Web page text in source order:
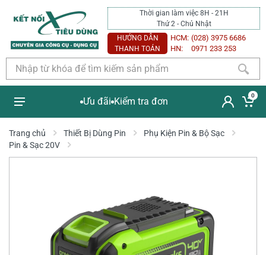
Thời gian làm việc 8H - 21H
Thứ 2 - Chủ Nhật
HƯỚNG DẪN
THANH TOÁN
HCM: (028) 3975 6686
HN:
0971 233 253
Ưu đãi Kiểm tra đơn
0
Trang chủ Thiết Bị Dùng Pin
Phụ Kiện Pin & Bộ Sạc
Pin & Sạc 20V